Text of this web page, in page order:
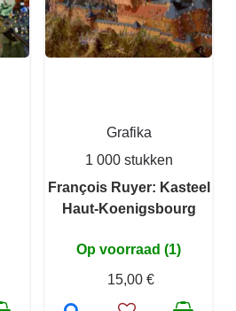
Grafika
1 000 stukken
François Ruyer: Kasteel
Haut-Koenigsbourg
Op voorraad (1)
15,00 €